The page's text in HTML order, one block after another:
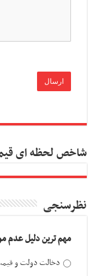
شاخص لحظه ای
نظرسنجی
مهم ترین دلیل عدم
دخالت دولت و